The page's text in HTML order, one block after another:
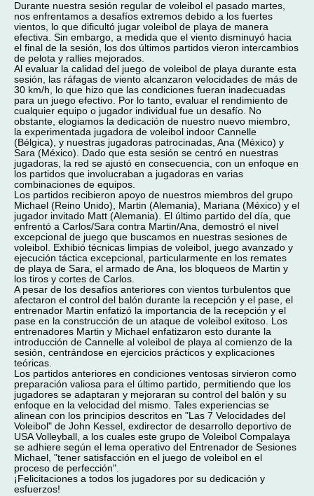
Durante nuestra sesión regular de voleibol el pasado martes,
nos enfrentamos a desafíos extremos debido a los fuertes
vientos, lo que dificultó jugar voleibol de playa de manera
efectiva. Sin embargo, a medida que el viento disminuyó hacia
el final de la sesión, los dos últimos partidos vieron intercambios
de pelota y rallies mejorados.
Al evaluar la calidad del juego de voleibol de playa durante esta
sesión, las ráfagas de viento alcanzaron velocidades de más de
30 km/h, lo que hizo que las condiciones fueran inadecuadas
para un juego efectivo. Por lo tanto, evaluar el rendimiento de
cualquier equipo o jugador individual fue un desafío. No
obstante, elogiamos la dedicación de nuestro nuevo miembro,
la experimentada jugadora de voleibol indoor Cannelle
(Bélgica), y nuestras jugadoras patrocinadas, Ana (México) y
Sara (México). Dado que esta sesión se centró en nuestras
jugadoras, la red se ajustó en consecuencia, con un enfoque en
los partidos que involucraban a jugadoras en varias
combinaciones de equipos.
Los partidos recibieron apoyo de nuestros miembros del grupo
Michael (Reino Unido), Martin (Alemania), Mariana (México) y el
jugador invitado Matt (Alemania). El último partido del día, que
enfrentó a Carlos/Sara contra Martin/Ana, demostró el nivel
excepcional de juego que buscamos en nuestras sesiones de
voleibol. Exhibió técnicas limpias de voleibol, juego avanzado y
ejecución táctica excepcional, particularmente en los remates
de playa de Sara, el armado de Ana, los bloqueos de Martin y
los tiros y cortes de Carlos.
A pesar de los desafíos anteriores con vientos turbulentos que
afectaron el control del balón durante la recepción y el pase, el
entrenador Martin enfatizó la importancia de la recepción y el
pase en la construcción de un ataque de voleibol exitoso. Los
entrenadores Martin y Michael enfatizaron esto durante la
introducción de Cannelle al voleibol de playa al comienzo de la
sesión, centrándose en ejercicios prácticos y explicaciones
teóricas.
Los partidos anteriores en condiciones ventosas sirvieron como
preparación valiosa para el último partido, permitiendo que los
jugadores se adaptaran y mejoraran su control del balón y su
enfoque en la velocidad del mismo. Tales experiencias se
alinean con los principios descritos en "Las 7 Velocidades del
Voleibol" de John Kessel, exdirector de desarrollo deportivo de
USA Volleyball, a los cuales este grupo de Voleibol Compalaya
se adhiere según el lema operativo del Entrenador de Sesiones
Michael, "tener satisfacción en el juego de voleibol en el
proceso de perfección".
¡Felicitaciones a todos los jugadores por su dedicación y
esfuerzos!